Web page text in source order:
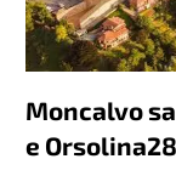
Moncalvo
e Orsolina28